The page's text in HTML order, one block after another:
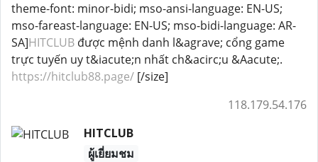
theme-font: minor-bidi; mso-ansi-language: EN-US;
mso-fareast-language: EN-US; mso-bidi-language: AR-
SA]HITCLUB được mệnh danh l&agrave; cổng game
trực tuyến uy t&iacute;n nhất ch&acirc;u &Aacute;.
https://hitclub88.page/ [/size]
118.179.54.176
HITCLUB
ผู้เยี่ยมชม